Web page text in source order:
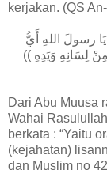
kerjakan. (QS
لِسَانِهِ وَيَدِهِ ))
Dari Abu Muusa
Wahai
berkata : “Yaitu
(kejahatan)
dan Muslim no